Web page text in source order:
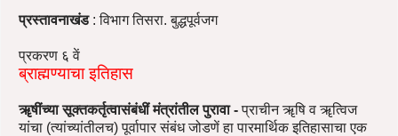
प्रस्तावनाखंड: विभाग तिसरा. बुद्धपूर्वजग
प्रकरण ६ वें
ब्राह्मण्याचा इतिहास
ॠषींच्या सूक्तकर्तृत्वासंबंधीं मंत्रांतील पुरावा -प्राचीन ॠषि व ॠत्विज
यांचा (त्यांच्यांतीलच) पूर्वापार संबंध जोडणें हा पारमार्थिक इतिहासाचा एक